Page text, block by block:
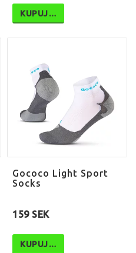
KUPUJ…
Gococo Light Sport
Socks
159 SEK
KUPUJ…